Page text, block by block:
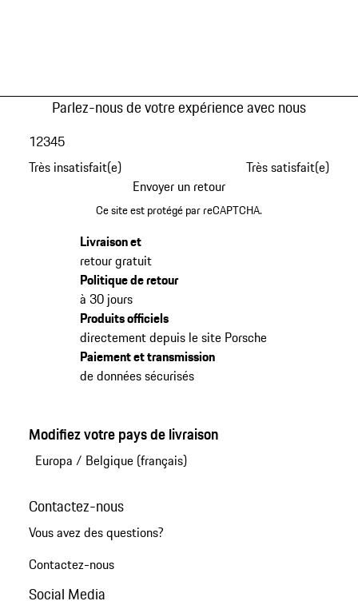
Parlez-nous de votre expérience avec nous
Très insatisfait(e)
12345
Très satisfait(e)
Envoyer un retour
Ce site est protégé par reCAPTCHA.
Livraison et
retour gratuit
Politique de retour
à 30 jours
Produits officiels
directement depuis le site Porsche
Paiement et transmission
de données sécurisés
Modifiez votre pays de livraison
Europa / Belgique (français)
Contactez-nous
Vous avez des questions?
Contactez-nous
Social Media